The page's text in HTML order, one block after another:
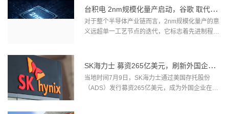
台积电 2nm规模化量产启动，谷歌 取代苹
果成首发客户
对于整个半导体产业链而言，2nm规模化量产的意
义远超单一工艺节点的迭代，它标志着先进制程正
（N2）制程进入规模化量产阶段，在新竹与高雄两
（GAA）纳米片晶体管技术，通过在沟道四周包裹
栅极结构，大幅优化了静电控制能力并显著降低
SK海力士 募资265亿美元，刷新外国企业
赴美IPO纪录
当地时间7月9日，SK海力士通过美国存托股份
（ADS）发行募资265亿美元，成为外国企业在美